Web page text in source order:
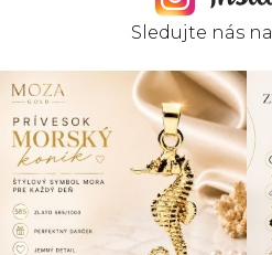
Sledujte nás na